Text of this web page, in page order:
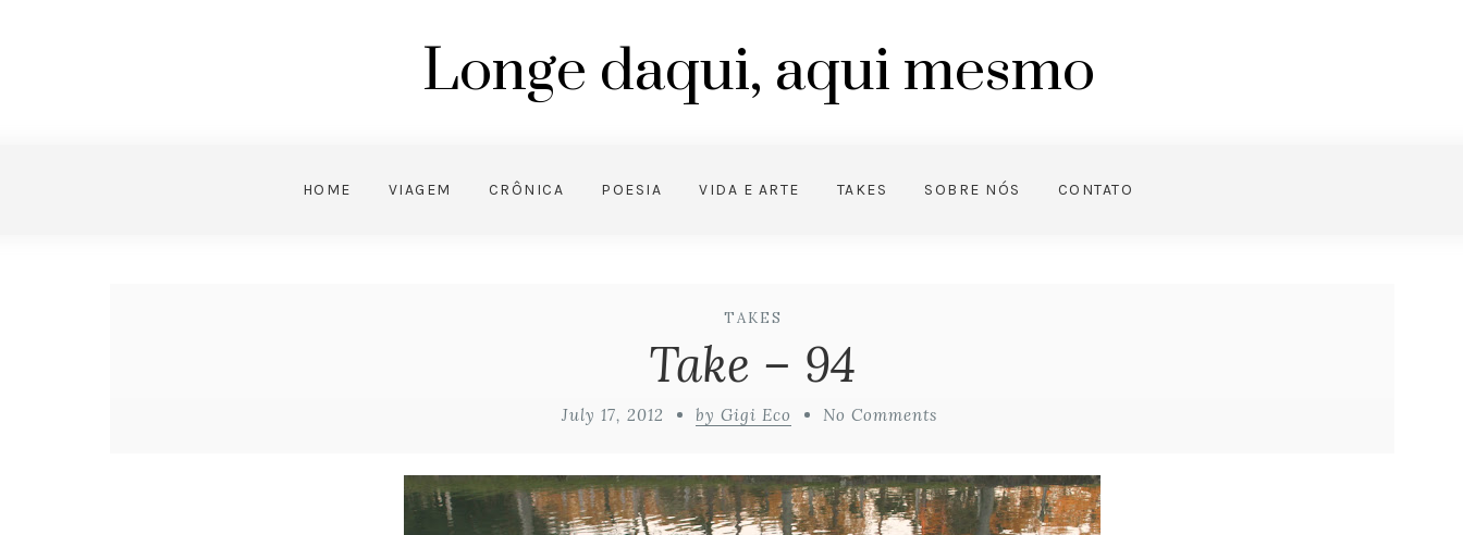
Longe daqui, aqui mesmo
HOME VIAGEM CRÔNICA POESIA VIDA E ARTE TAKES SOBRE NÓS CONTATO
TAKES
Take – 94
July 17, 2012 by Gigi Eco No Comments